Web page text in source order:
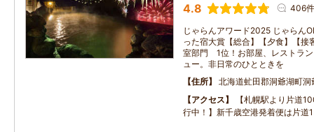
4.8 406件
じゃらんアワード2025 じゃらん
った宿大賞【総合】【夕食】【
室部門 1位！お部屋、レストラ
ュー。非日常のひとときを
住所
北海道虻田郡洞爺湖町
アクセス
【札幌駅より片道
行中！】新千歳空港発着便は片道